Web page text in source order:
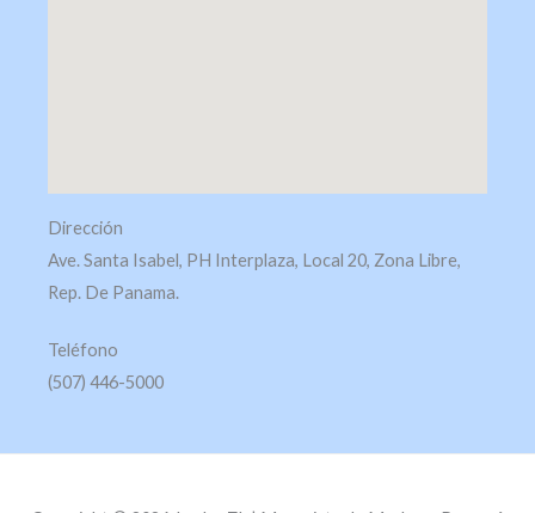
Dirección
Ave. Santa Isabel, PH Interplaza, Local 20, Zona Libre,
Rep. De Panama.
Teléfono
(507) 446-5000